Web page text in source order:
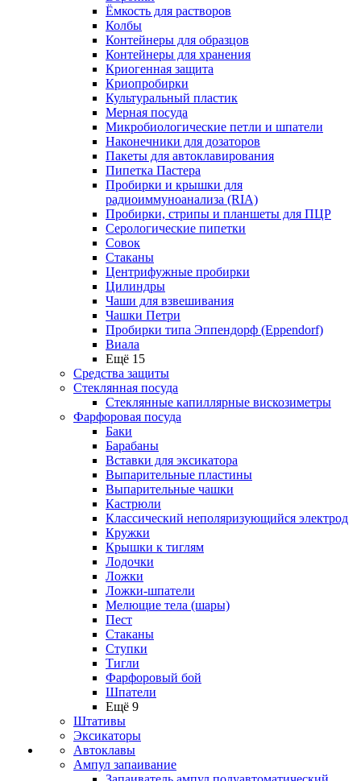
Ёмкость для растворов
Колбы
Контейнеры для образцов
Контейнеры для хранения
Криогенная защита
Криопробирки
Культуральный пластик
Мерная посуда
Микробиологические петли и шпатели
Наконечники для дозаторов
Пакеты для автоклавирования
Пипетка Пастера
Пробирки и крышки для
радиоиммуноанализа (RIA)
Пробирки, стрипы и планшеты для ПЦР
Серологические пипетки
Совок
Стаканы
Центрифужные пробирки
Цилиндры
Чаши для взвешивания
Чашки Петри
Пробирки типа Эппендорф (Eppendorf)
Виала
Ещё 15
Средства защиты
Стеклянная посуда
Стеклянные капиллярные вискозиметры
Фарфоровая посуда
Баки
Барабаны
Вставки для эксикатора
Выпарительные пластины
Выпарительные чашки
Кастрюли
Классический неполяризующийся электрод
Кружки
Крышки к тиглям
Лодочки
Ложки
Ложки-шпатели
Мелющие тела (шары)
Пест
Стаканы
Ступки
Тигли
Фарфоровый бой
Шпатели
Ещё 9
Штативы
Эксикаторы
Автоклавы
Ампул запаивание